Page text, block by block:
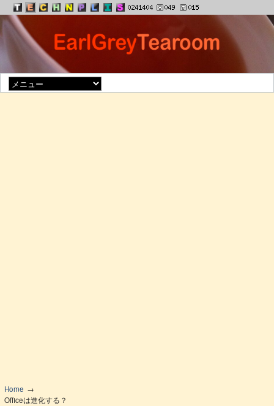
Home
Officeは進化する？